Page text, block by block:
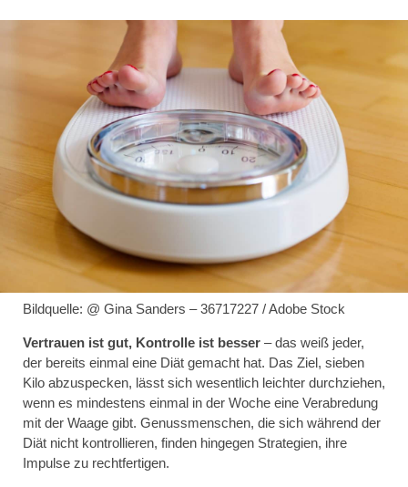
Bildquelle: @ Gina Sanders – 36717227 / Adobe Stock
Vertrauen ist gut, Kontrolle ist besser – das weiß jeder,
der bereits einmal eine Diät gemacht hat. Das Ziel, sieben
Kilo abzuspecken, lässt sich wesentlich leichter durchziehen,
wenn es mindestens einmal in der Woche eine Verabredung
mit der Waage gibt. Genussmenschen, die sich während der
Diät nicht kontrollieren, finden hingegen Strategien, ihre
Impulse zu rechtfertigen.